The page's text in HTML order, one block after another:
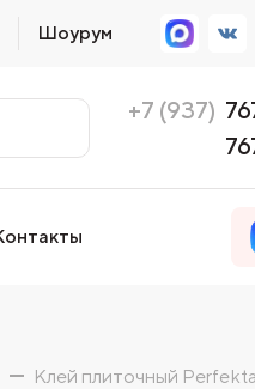
Шоурум
+7 (937)
Клей плиточный